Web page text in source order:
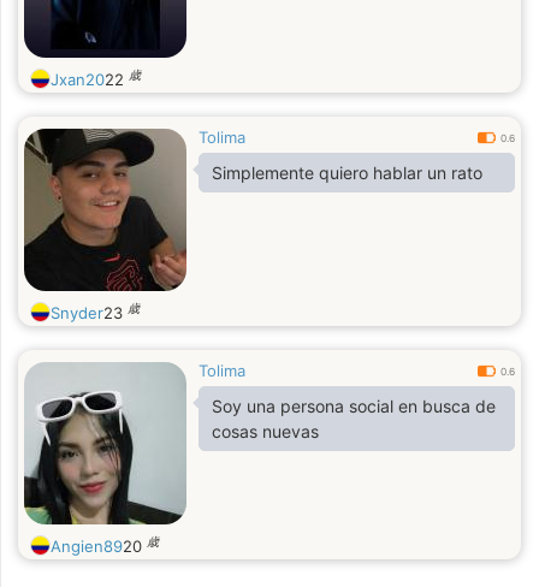
Jxan2022 歳
Tolima 0.6
Simplemente quiero hablar un rato
Snyder23 歳
Tolima 0.6
Soy una persona social en busca de
cosas nuevas
Angien8920 歳